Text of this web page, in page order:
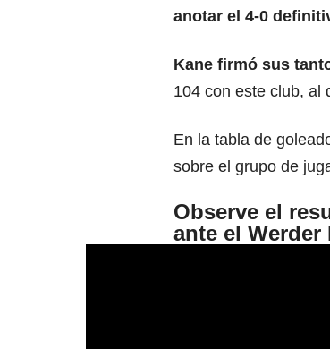
anotar el 4-0
Kane firmó sus
104 con este club, al
En la tabla de
sobre el grupo de
Observe el
ante el Werder